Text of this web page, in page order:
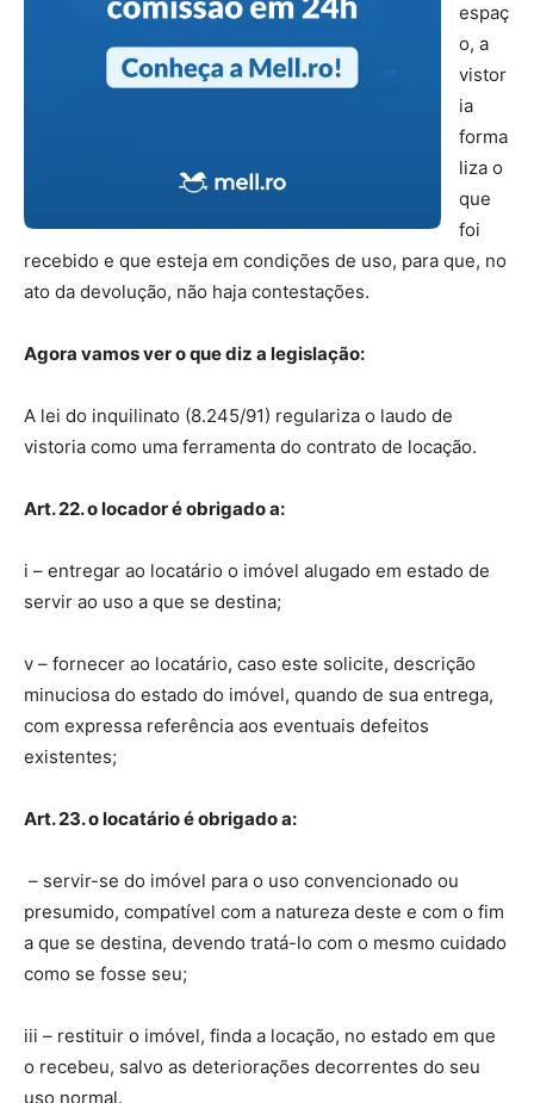
espaç
o, a
vistor
ia
forma
liza o
que
foi
recebido e que esteja em condições de uso, para que, no
ato da devolução, não haja contestações.
Agora vamos ver oque diz a legislação:
A lei do inquilinato (8.245/91) regulariza o laudo de
vistoria como uma ferramenta do contrato de locação.
Art. 22. o locador é obrigado a:
i – entregar ao locatário o imóvel alugado em estado de
servir ao uso a que se destina;
v – fornecer ao locatário, caso este solicite, descrição
minuciosa do estado do imóvel, quando de sua entrega,
com expressa referência aos eventuais defeitos
existentes;
Art. 23. o locatário é obrigado a:
– servir-se do imóvel para o uso convencionado ou
presumido, compatível com a natureza deste e com o fim
a que se destina, devendo tratá-lo com o mesmo cuidado
como se fosse seu;
iii – restituir o imóvel, finda a locação, no estado em que
o recebeu, salvo as deteriorações decorrentes do seu
uso normal.